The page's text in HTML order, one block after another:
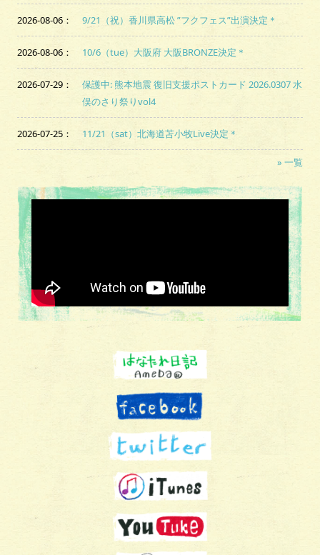
2026-08-06 ： 9/21（祝）香川県高松 ”フクフェス”出演決定＊
2026-08-06 ： 10/6（tue）大阪府 大阪BRONZE決定＊
2026-07-29 ：
保護中: 熊本地震 復旧支援ポストカード 2026.0307 水
俣のさり祭りvol4
2026-07-25 ： 11/21（sat）北海道苫小牧Live決定＊
» 一覧